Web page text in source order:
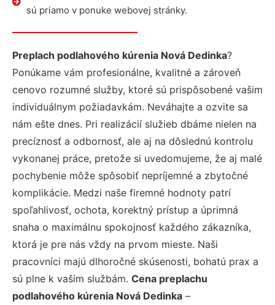
sú priamo v ponuke webovej stránky.
Preplach podlahového kúrenia Nová Dedinka?
Ponúkame vám profesionálne, kvalitné a zároveň
cenovo rozumné služby, ktoré sú prispôsobené vašim
individuálnym požiadavkám. Neváhajte a ozvite sa
nám ešte dnes. Pri realizácií služieb dbáme nielen na
precíznosť a odbornosť, ale aj na dôslednú kontrolu
vykonanej práce, pretože si uvedomujeme, že aj malé
pochybenie môže spôsobiť nepríjemné a zbytočné
komplikácie. Medzi naše firemné hodnoty patrí
spoľahlivosť, ochota, korektný prístup a úprimná
snaha o maximálnu spokojnosť každého zákazníka,
ktorá je pre nás vždy na prvom mieste. Naši
pracovníci majú dlhoročné skúsenosti, bohatú prax a
sú plne k vašim službám. Cena preplachu
podlahového kúrenia Nová Dedinka –